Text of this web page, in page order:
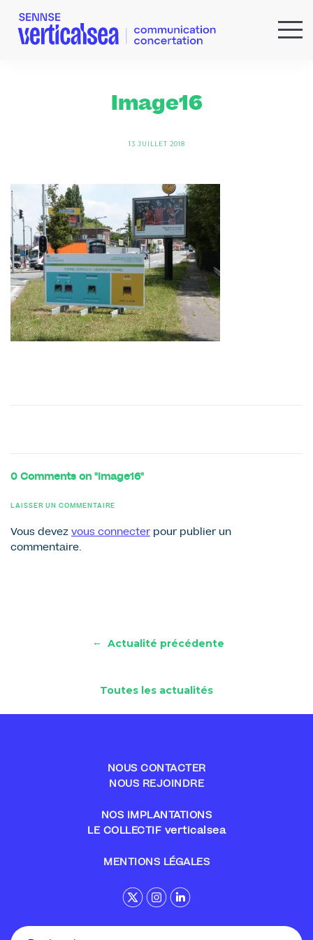
Image16
13 JUILLET 2018
0 Comments on "Image16"
LAISSER UN COMMENTAIRE
Vous devez vous connecter pour publier un
commentaire.
← Actualité précédente
Toutes les actualités
NOUS CONTACTER
NOUS REJOINDRE
NOS IMPLANTATIONS
LE COLLECTIF verticalsea
MENTIONS LÉGALES